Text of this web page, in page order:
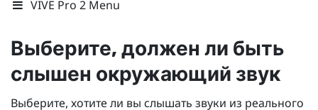
VIVE Pro 2 Menu
Выберите, должен ли быть
слышен окружающий звук
Выберите, хотите ли вы слышать звуки из реального